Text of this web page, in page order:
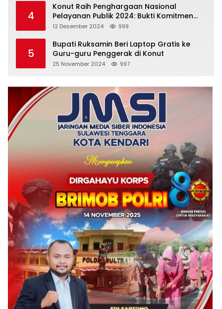
4
Konut Raih Penghargaan Nasional
Pelayanan Publik 2024: Bukti Komitmen
Menuju Pelayanan Prima
12 Desember 2024 999
5
Bupati Ruksamin Beri Laptop Gratis ke
Guru-guru Penggerak di Konut
25 November 2024 997